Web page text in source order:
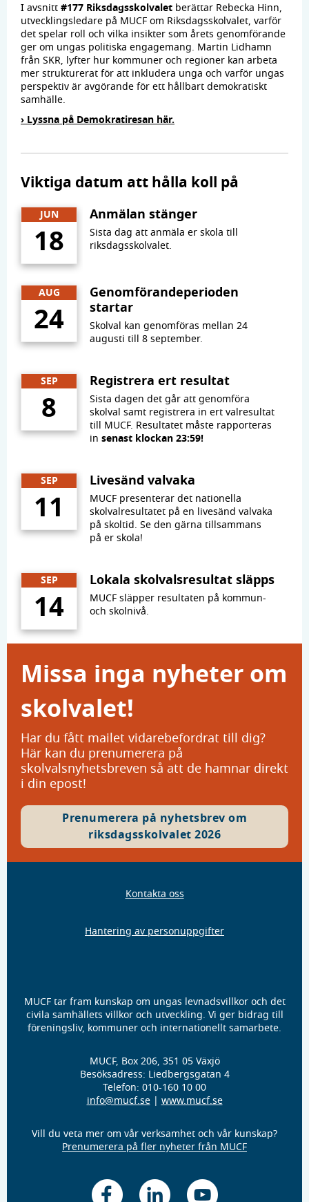
I avsnitt#177 Riksdagsskolvalet berättar Rebecka Hinn,
utvecklingsledare på MUCF om Riksdagsskolvalet, varför
det spelar roll och vilka insikter som årets genomförande
ger om ungas politiska engagemang. Martin Lidhamn
från SKR, lyfter hur kommuner och regioner kan arbeta
mer strukturerat för att inkludera unga och varför ungas
perspektiv är avgörande för ett hållbart demokratiskt
samhälle.
› Lyssna på Demokratiresan här.
Viktiga datum att hålla koll på
JUN
18
Anmälan stänger
Sista dag att anmäla er skola till
riksdagsskolvalet.
AUG
24
Genomförandeperioden
startar
Skolval kan genomföras mellan 24
augusti till 8 september.
SEP
8
Registrera ert resultat
Sista dagen det går att genomföra
skolval samt registrera in ert valresultat
till MUCF. Resultatet måste rapporteras
in senast klockan 23:59!
SEP
11
Livesänd valvaka
MUCF presenterar det nationella
skolvalresultatet på en livesänd valvaka
på skoltid. Se den gärna tillsammans
på er skola!
SEP
14
Lokala skolvalsresultat släpps
MUCF släpper resultaten på kommun-
och skolnivå.
Missa inga nyheter om
skolvalet!
Har du fått mailet vidarebefordrat till dig?
Här kan du prenumerera på
skolvalsnyhetsbreven så att de hamnar direkt
i din epost!
Prenumerera på nyhetsbrev om
riksdagsskolvalet 2026
Kontakta oss
Hantering av personuppgifter
MUCF tar fram kunskap om ungas levnadsvillkor och det
civila samhällets villkor och utveckling. Vi ger bidrag till
föreningsliv, kommuner och internationellt samarbete.
MUCF, Box 206, 351 05 Växjö
Besöksadress: Liedbergsgatan 4
Telefon: 010-160 10 00
info@mucf.se| www.mucf.se
Vill du veta mer om vår verksamhet och vår kunskap?
Prenumerera på fler nyheter från MUCF